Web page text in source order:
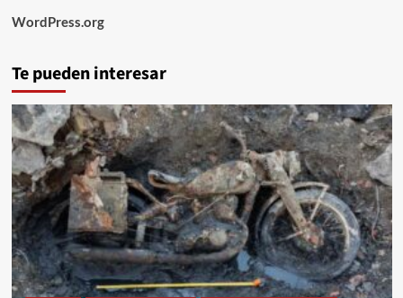
WordPress.org
Te pueden interesar